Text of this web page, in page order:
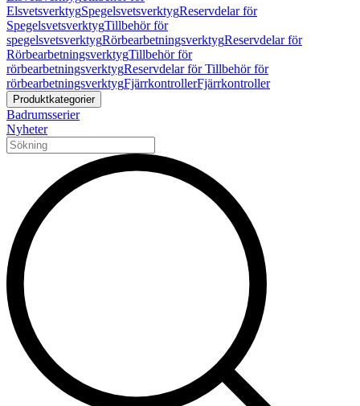
ElsvetsverktygSpegelsvetsverktygReservdelar för
SpegelsvetsverktygTillbehör för
spegelsvetsverktygRörbearbetningsverktygReservdelar för
RörbearbetningsverktygTillbehör för
rörbearbetningsverktygReservdelar för Tillbehör för
rörbearbetningsverktygFjärrkontrollerFjärrkontroller
Produktkategorier
Badrumsserier
Nyheter